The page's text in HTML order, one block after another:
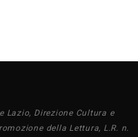
Lazio, Direzione Cultura e
della Lettura, L.R. n.